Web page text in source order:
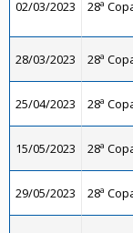
02/03/2023 28ª
28/03/2023 28ª
25/04/2023 28ª
15/05/2023 28ª
29/05/2023 28ª